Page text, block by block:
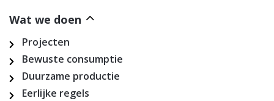
Wat we doen
Projecten
Bewuste consumptie
Duurzame productie
Eerlijke regels